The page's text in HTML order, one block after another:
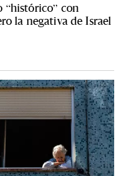
con
la negativa de Israel